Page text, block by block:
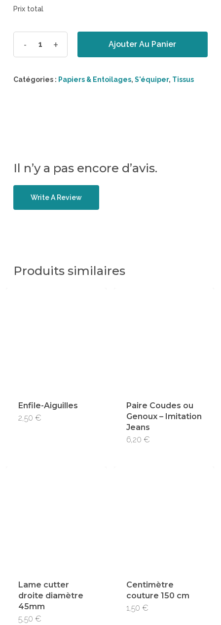
Prix total
Ajouter Au Panier
Catégories : Papiers & Entoilages, S'équiper, Tissus
Il n’y a pas encore d’avis.
Write A Review
Produits similaires
Enfile-Aiguilles
2,50 €
Paire Coudes ou
Genoux – Imitation
Jeans
6,20 €
Lame cutter
droite diamètre
45mm
5,50 €
Centimètre
couture 150 cm
1,50 €